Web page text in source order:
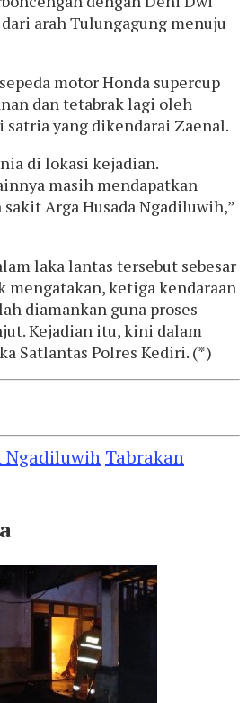
arah Tulungagung menuju
motor Honda supercup
dan tetabrak lagi oleh
satria yang dikendarai Zaenal.
di lokasi kejadian.
masih mendapatkan
Arga Husada Ngadiluwih,”
laka lantas tersebut sebesar
mengatakan, ketiga kendaraan
diamankan guna proses
Kejadian itu, kini dalam
Satlantas Polres Kediri. (*)
Ngadiluwih Tabrakan